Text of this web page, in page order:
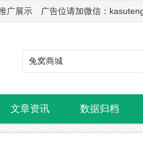
展示 广告位请加微信：
文章资讯 数据归档